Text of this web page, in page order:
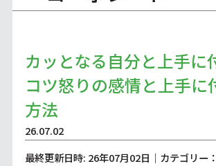
カッとなる自分と上手に
コツ怒りの感情と上手に
方法
26.07.02
最終更新日時: 26年07月02日｜カテゴリー